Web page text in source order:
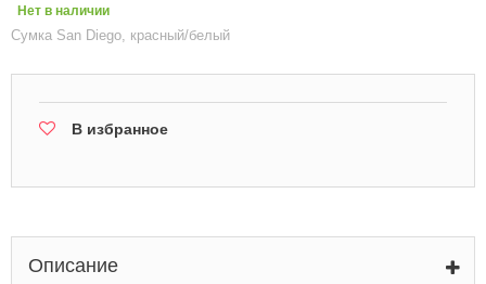
Нет в наличии
Сумка San Diego, красный/белый
В избранное
Описание